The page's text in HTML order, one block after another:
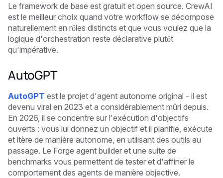
Le framework de base est gratuit et open source. CrewAI
est le meilleur choix quand votre workflow se décompose
naturellement en rôles distincts et que vous voulez que la
logique d'orchestration reste déclarative plutôt
qu'impérative.
AutoGPT
AutoGPT est le projet d'agent autonome original - il est
devenu viral en 2023 et a considérablement mûri depuis.
En 2026, il se concentre sur l'exécution d'objectifs
ouverts : vous lui donnez un objectif et il planifie, exécute
et itère de manière autonome, en utilisant des outils au
passage. Le Forge agent builder et une suite de
benchmarks vous permettent de tester et d'affiner le
comportement des agents de manière objective.